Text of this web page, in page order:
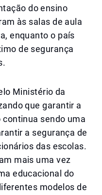
do ensino
às salas de aula
enquanto o país
de segurança
Ministério da
que garantir a
sendo uma
a segurança de
das escolas.
mais uma vez
educacional do
modelos de